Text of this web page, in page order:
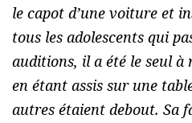
le capot d’une voiture et
tous les adolescents qui
auditions, il a été le seul à
en étant assis sur une
autres étaient debout. Sa